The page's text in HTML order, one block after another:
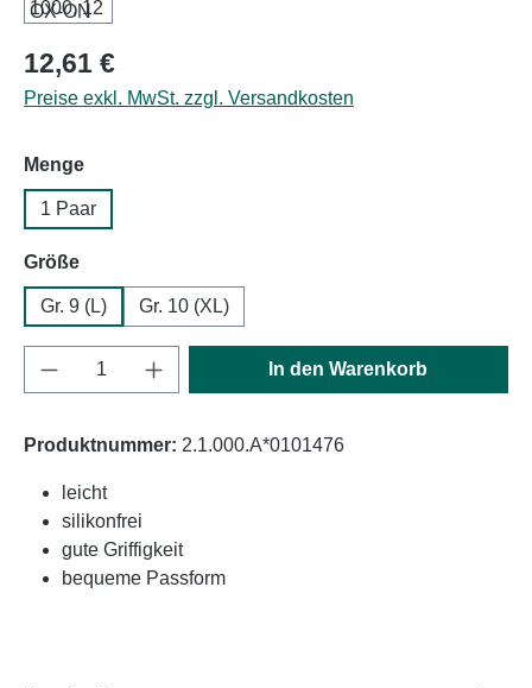
Regulärer Preis:
12,61 €
Preise exkl. MwSt. zzgl. Versandkosten
Mengeauswählen
1 Paar
Größeauswählen
Gr. 9 (L) Gr. 10 (XL)
Produkt Anzahl: Gib den gewünschten
In den Warenkorb
Produktnummer: 2.1.000.A*0101476
leicht
silikonfrei
gute Griffigkeit
bequeme Passform